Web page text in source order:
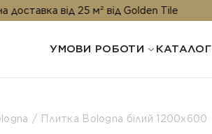
25 м² від Golden Tile
УМОВИ РОБОТИ КАТАЛОГ
Плитка Bologna білий 1200x600